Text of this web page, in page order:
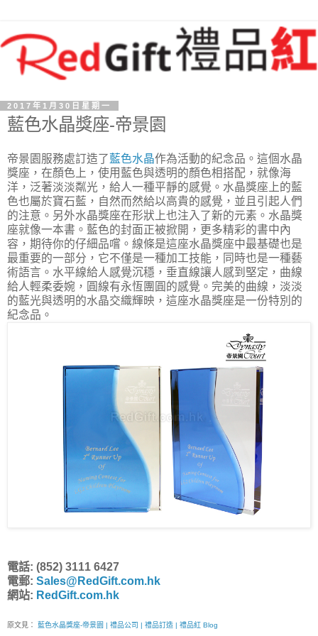
2017年1月30日星期一
藍色水晶獎座-帝景園
帝景園服務處訂造了藍色水晶作為活動的紀念品。這個水晶
獎座，在顏色上，使用藍色與透明的顏色相搭配，就像海
洋，泛著淡淡粼光，給人一種平靜的感覺。水晶獎座上的藍
色也屬於寶石藍，自然而然給以高貴的感覺，並且引起人們
的注意。另外水晶獎座在形狀上也注入了新的元素。水晶獎
座就像一本書。藍色的封面正被掀開，更多精彩的書中內
容，期待你的仔細品嚐。線條是這座水晶獎座中最基礎也是
最重要的一部分，它不僅是一種加工技能，同時也是一種藝
術語言。水平線給人感覺沉穩，垂直線讓人感到堅定，曲線
給人輕柔委婉，圓線有永恆團圓的感覺。完美的曲線，淡淡
的藍光與透明的水晶交織輝映，這座水晶獎座是一份特別的
紀念品。
電話: (852) 3111 6427
電郵: Sales@RedGift.com.hk
網站: RedGift.com.hk
原文見： 藍色水晶獎座-帝景園 | 禮品公司 | 禮品訂造 | 禮品紅 Blog